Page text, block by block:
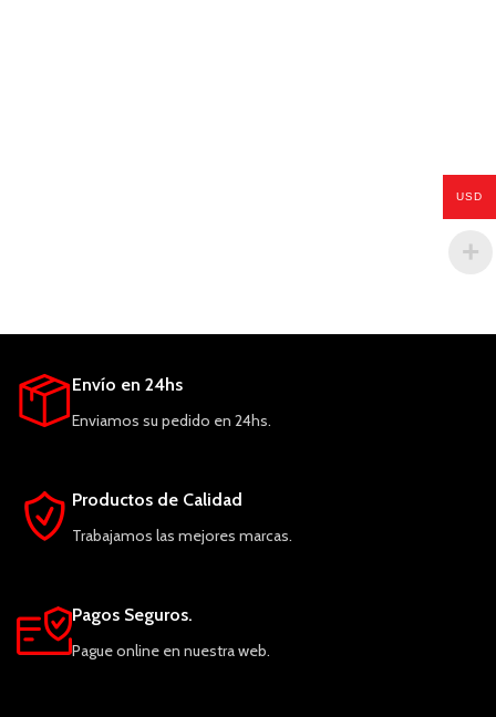
Envío en 24hs
Enviamos su pedido en 24hs.
Productos de Calidad
Trabajamos las mejores marcas.
Pagos Seguros.
Pague online en nuestra web.
USD